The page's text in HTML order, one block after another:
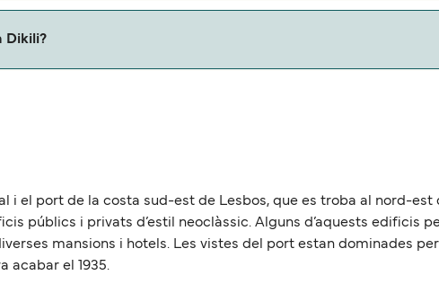
Dikili?
i el port de la costa sud-est de Lesbos, que es troba al nord-
públics i privats d’estil neoclàssic. Alguns d’aquests edificis
mansions i hotels. Les vistes del port estan dominades
acabar el 1935.